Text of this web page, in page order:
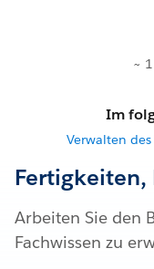
~
Im
Verwalten
Fertigkeiten,
Arbeiten Sie den
Fachwissen zu